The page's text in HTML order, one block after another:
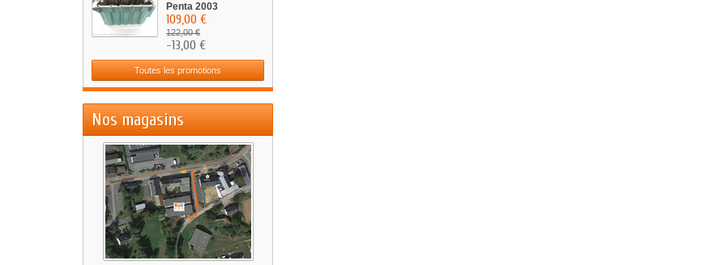
Penta 2003
109,00 €
122,00 €
-13,00 €
Toutes les promotions
Nos magasins